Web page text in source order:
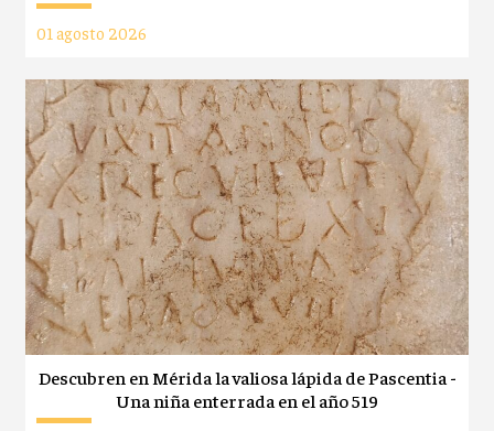
01 agosto 2026
Descubren en Mérida la valiosa lápida de Pascentia -
Una niña enterrada en el año 519